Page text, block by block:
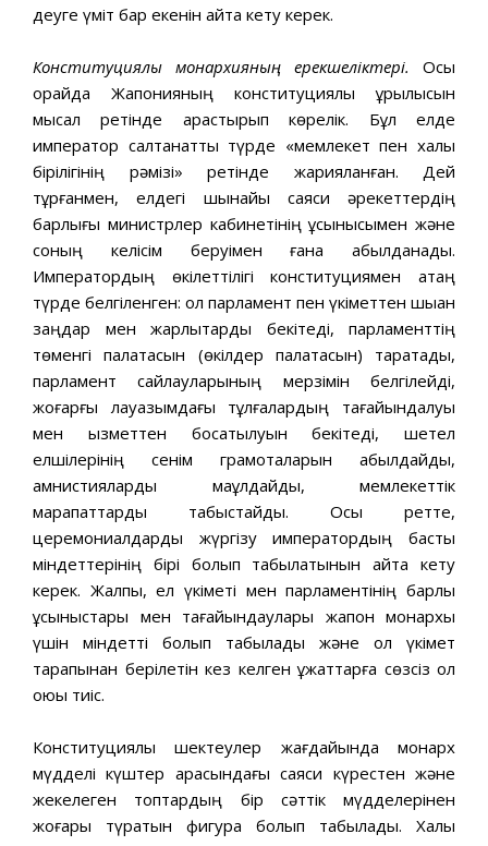
деуге үміт бар екенін айта кету керек.
Конституциялық монархияның ерекшеліктері. Осы
орайда Жапонияның конституциялық құрылысын
мысал ретінде қарастырып көрелік. Бұл елде
император салтанатты түрде «мемлекет пен халық
бірілігінің рәмізі» ретінде жарияланған. Дей
тұрғанмен, елдегі шынайы саяси әрекеттердің
барлығы министрлер кабинетінің ұсынысымен және
соның келісім беруімен ғана қабылданады.
Императордың өкілеттілігі конституциямен қатаң
түрде белгіленген: ол парламент пен үкіметтен шыққан
заңдар мен жарлықтарды бекітеді, парламенттің
төменгі палатасын (өкілдер палатасын) таратады,
парламент сайлауларының мерзімін белгілейді,
жоғарғы лауазымдағы тұлғалардың тағайындалуы
мен қызметтен босатылуын бекітеді, шетел
елшілерінің сенім грамоталарын қабылдайды,
амнистияларды мақұлдайды, мемлекеттік
марапаттарды табыстайды. Осы ретте,
церемониалдарды жүргізу императордың басты
міндеттерінің бірі болып табылатынын айта кету
керек. Жалпы, ел үкіметі мен парламентінің барлық
ұсыныстары мен тағайындаулары жапон монархы
үшін міндетті болып табылады және ол үкімет
тарапынан берілетін кез келген құжаттарға сөзсіз қол
қоюы тиіс.
Конституциялық шектеулер жағдайында монарх
мүдделі күштер арасындағы саяси күрестен және
жекелеген топтардың бір сәттік мүдделерінен
жоғары түратын фигура болып табылады. Халық